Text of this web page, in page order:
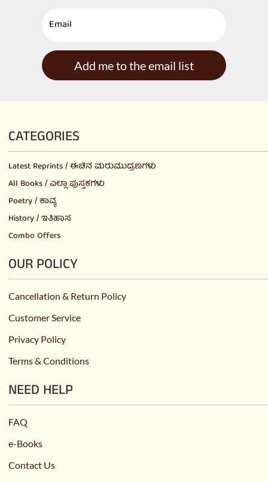
Add me to the email list
CATEGORIES
Latest Reprints / ಈಚಿನ ಮರುಮುದ್ರಣಗಳು
All Books / ಎಲ್ಲಾ ಪುಸ್ತಕಗಳು
Poetry / ಕಾವ್ಯ
History / ಇತಿಹಾಸ
Combo Offers
OUR POLICY
Cancellation & Return Policy
Customer Service
Privacy Policy
Terms & Conditions
NEED HELP
FAQ
e-Books
Contact Us